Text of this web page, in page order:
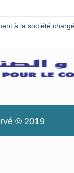
à la société
© 2019